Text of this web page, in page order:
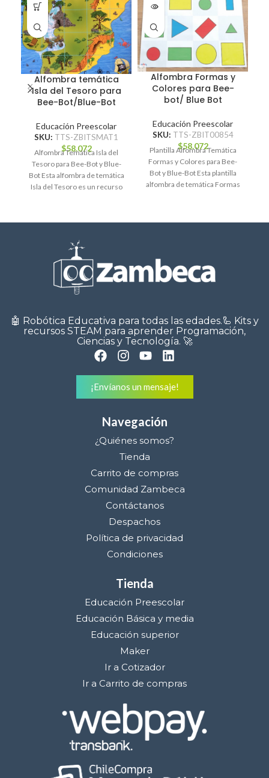
Alfombra temática
Isla del Tesoro para
Bee-Bot/Blue-Bot
Educación Preescolar
SKU: TTS-ZBITSMAT1
$58.072
Alfombra Temática Isla del
Tesoro para Bee-Bot y Blue-
Bot Esta alfombra de temática
Isla del Tesoro es un recurso
Alfombra Formas y
Colores para Bee-
bot/ Blue Bot
Educación Preescolar
SKU: TTS-ZBIT00854
$58.072
Plantilla Alfombra Temática
Formas y Colores para Bee-
Bot y Blue-Bot Esta plantilla
alfombra de temática Formas
🤖 Robótica Educativa para todas las edades.🦾 Kits y
recursos STEAM para aprender Programación,
Ciencias y Tecnología. 🚀
¡Envíanos un mensaje!
Navegación
¿Quiénes somos?
Tienda
Carrito de compras
Comunidad Zambeca
Contáctanos
Despachos
Política de privacidad
Condiciones
Tienda
Educación Preescolar
Educación Básica y media
Educación superior
Maker
Ir a Cotizador
Ir a Carrito de compras